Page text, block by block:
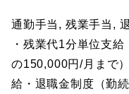
通勤手当, 残業手当,
・残業代1分単位支
の150,000円/月まで
給・退職金制度（勤